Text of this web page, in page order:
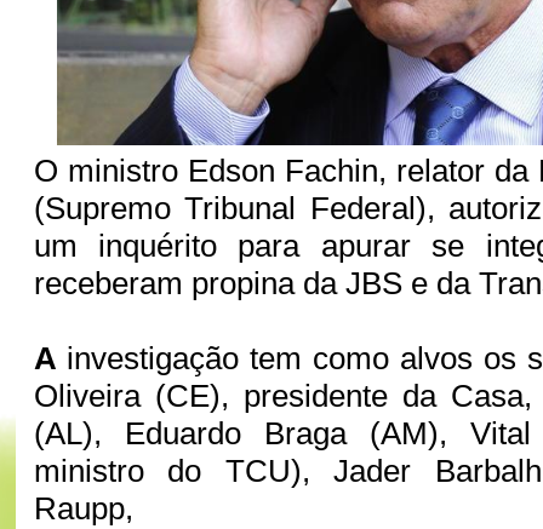
O ministro Edson Fachin, relator da
(Supremo Tribunal Federal),
um inquérito para apurar se
receberam propina da JBS e da
A investigação tem como alvos os
Oliveira (CE), presidente da
(AL), Eduardo Braga (AM),
ministro do TCU), Jader
Raupp,